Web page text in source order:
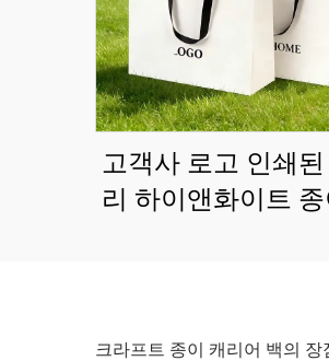
고객사 로고 인쇄된
리 하이앤화이트 종
크라프트 종이 캐리어 백의